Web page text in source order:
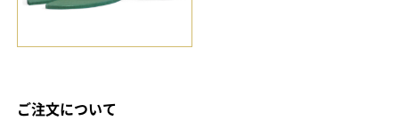
ご注文について